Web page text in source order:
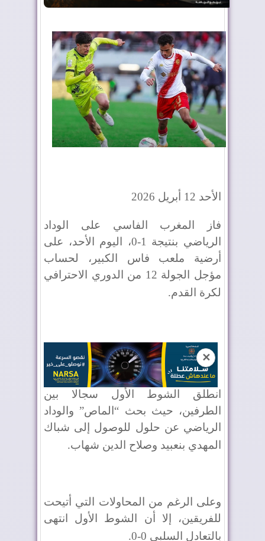
الأحد 12 أبريل 2026
فاز المغرب الفاسي على الوداد
الرياضي بنتيجة 1-0، اليوم الأحد، على
أرضية ملعب فاس الكبير، لحساب
مؤجل الجولة 12 من الدوري الاحترافي
لكرة القدم.
✕
انطلق الشوط الأول سجالا بين
الطرفين، حيث بحث “الماص” والوداد
الرياضي عن حلول للوصول إلى شباك
المهدي بنعبيد وصلاح الدين شهاب.
وعلى الرغم من المحاولات التي أتيحت
للفريقين، إلا أن الشوط الأول انتهى
بالتعادل السلبي 0
-
0
.